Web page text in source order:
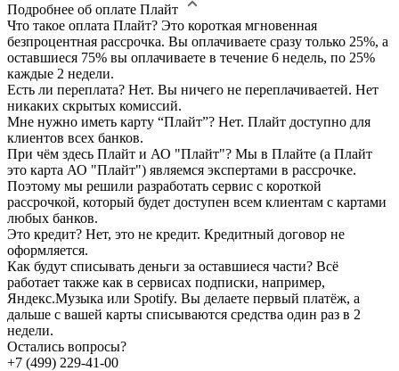
Подробнее об оплате Плайт
Что такое оплата Плайт? Это короткая мгновенная
безпроцентная рассрочка. Вы оплачиваете сразу только 25%, а
оставшиеся 75% вы оплачиваете в течение 6 недель, по 25%
каждые 2 недели.
Есть ли переплата? Нет. Вы ничего не переплачиваетей. Нет
никаких скрытых комиссий.
Мне нужно иметь карту “Плайт”? Нет. Плайт доступно для
клиентов всех банков.
При чём здесь Плайт и АО "Плайт"? Мы в Плайте (а Плайт
это карта АО "Плайт") являемся экспертами в рассрочке.
Поэтому мы решили разработать сервис с короткой
рассрочкой, который будет доступен всем клиентам с картами
любых банков.
Это кредит? Нет, это не кредит. Кредитный договор не
оформляется.
Как будут списывать деньги за оставшиеся части? Всё
работает также как в сервисах подписки, например,
Яндекс.Музыка или Spotify. Вы делаете первый платёж, а
дальше с вашей карты списываются средства один раз в 2
недели.
Остались вопросы?
+7 (499) 229-41-00